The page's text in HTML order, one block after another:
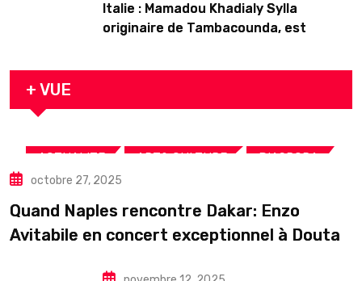
Italie : Mamadou Khadialy Sylla
originaire de Tambacounda, est
arrestation
+ VUE
ACTUALITE ART& CULTURE DIASPORA
TOURISME
octobre 27, 2025
Quand Naples rencontre Dakar: Enzo
Avitabile en concert exceptionnel à Douta